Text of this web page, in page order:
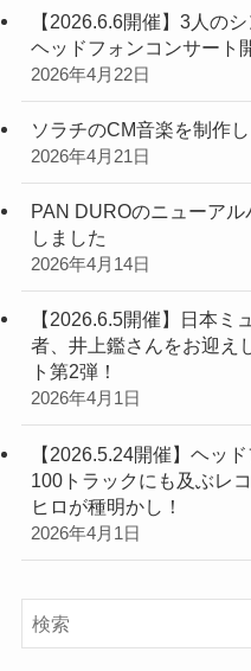
【2026.6.6開催】3人の
ヘッドフォンコンサート
2026年4月22日
ソラチのCM音楽を制作
2026年4月21日
PAN DUROのニューア
しました
2026年4月14日
【2026.6.5開催】日本ミ
者、井上鑑さんをお迎え
ト第2弾！
2026年4月1日
【2026.5.24開催】ヘッ
100トラックにも及ぶレ
ヒロが種明かし！
2026年4月1日